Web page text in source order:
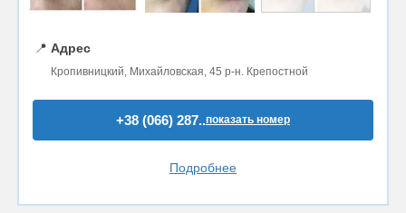
📍 Адрес
Кропивницкий, Михайловская, 45 р-н. Крепостной
+38 (066) 287..показать номер
Подробнее